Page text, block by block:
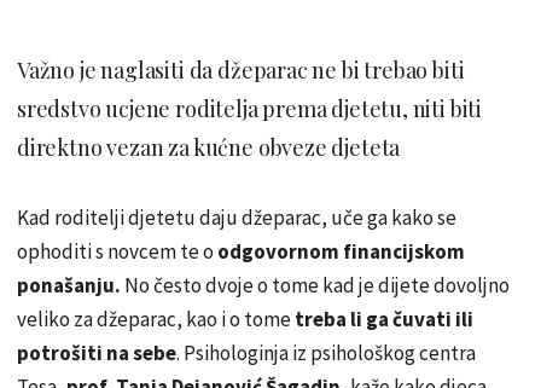
Važno je naglasiti da džeparac ne bi trebao biti
sredstvo ucjene roditelja prema djetetu, niti biti
direktno vezan za kućne obveze djeteta
Kad roditelji djetetu daju džeparac, uče ga kako se
ophoditi s novcem te o odgovornom financijskom
ponašanju. No često dvoje o tome kad je dijete dovoljno
veliko za džeparac, kao i o tometreba li ga čuvati ili
potrošiti na sebe. Psihologinja iz psihološkog centra